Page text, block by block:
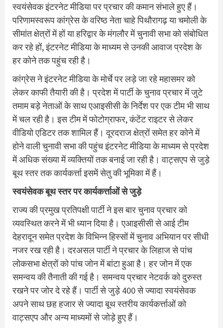
स्वयंसेवक इंटरनेट मीडिया पर प्रचार की कमान संभाले हुए हैं।
परिणामस्वरूप कांग्रेस के वरिष्ठ नेता चाहे पिथौरागढ़ या चमोली के
सीमांत क्षेत्रों में हों या हरिद्वार के मंगलौर में चुनावी सभा को संबोधित
कर रहे हों, इंटरनेट मीडिया के माध्यम से उनकी आवाज प्रदेश के
हर कोने तक पहुंच रही है।
कांग्रेस ने इंटरनेट मीडिया के मोर्चे पर लड़े जा रहे महासमर को
लेकर काफी तैयारी की है। प्रदेश में पार्टी के चुनाव प्रचार में जुटे
तमाम बड़े नेताओं के साथ एआइसीसी के निर्देश पर एक टीम भी साथ
में चल रही है। इस टीम में फोटोग्राफर, कंटेंट राइटर से लेकर
वीडियो एडिटर तक शामिल हैं। दूरदराज क्षेत्रों समेत हर कोने में
होने वाली चुनावी सभा की पहुंच इंटरनेट मीडिया के माध्यम से प्रदेश
में अधिक संख्या में व्यक्तियों तक बनाई जा रही है। वाट्सएप से जुड़े
बूथ स्तर तक कार्यकर्त्ता इसमें सेतु की भूमिका में हैं।
स्वयंसेवक बूथ स्तर पर कार्यकर्त्ताओं से जुड़े
राज्य की प्रमुख प्रतिपक्षी पार्टी ने इस बार चुनाव प्रचार को
व्यवस्थित करने में भी ध्यान दिया है। एआइसीसी से आई टीम
देहरादून समेत प्रदेश के विभिन्न हिस्सों में चुनाव अभियान पर सीधी
नजर रख रही है। दरअसल पार्टी ने प्रचार के लिहाज से पांच
लोकसभा क्षेत्रों को पांच जोन में बांटा हुआ है। हर जोन में एक
समन्वय की तैनाती की गई है। समन्वय प्रचार नेटवर्क को दुरुस्त
रखने पर जोर दे रहे हैं। पार्टी से जुड़े 400 से ज्यादा स्वयंसेवक
अपने साथ छह हजार से ज्यादा बूथ स्तरीय कार्यकर्त्ताओं को
वाट्सएप और अन्य माध्यमों से जोड़े हुए हैं।